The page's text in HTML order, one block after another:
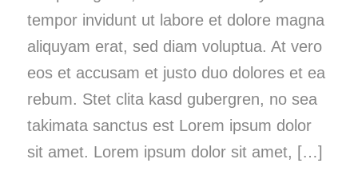
tempor invidunt ut labore et dolore magna
aliquyam erat, sed diam voluptua. At vero
eos et accusam et justo duo dolores et ea
rebum. Stet clita kasd gubergren, no sea
takimata sanctus est Lorem ipsum dolor
sit amet. Lorem ipsum dolor sit amet, […]